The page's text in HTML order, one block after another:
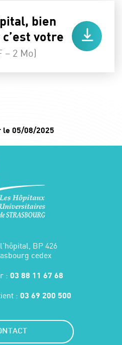
bien
votre
– 2 Mo)
le 05/08/2025
BP 426
cedex
: 03 88 11 67 68
: 03 69 200 500